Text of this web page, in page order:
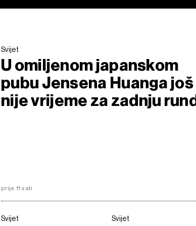
Svijet
U omiljenom japanskom
pubu Jensena Huanga još
nije vrijeme za zadnju
prije 11 sati
Svijet Svijet